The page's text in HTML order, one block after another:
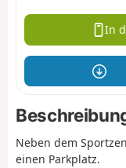
In
Neben dem
einen Parkplatz.